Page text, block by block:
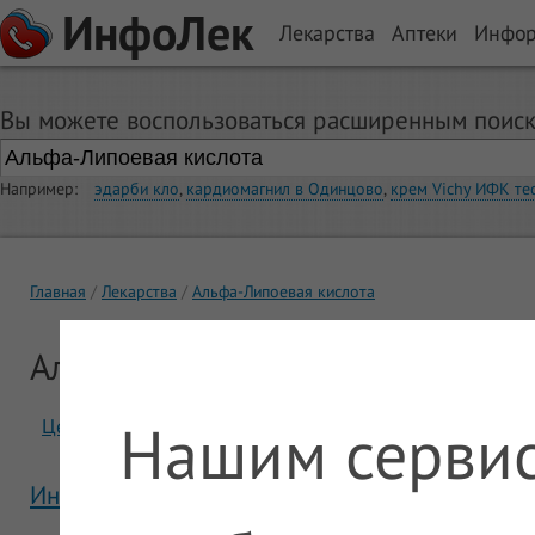
ИнфоЛек Лекарства Аптеки
Вы можете воспользоваться расширенным
Например: эдарби кло, кардиомагнил в Одинцово, крем Vichy ИФК
Главная Лекарства Альфа-Липоевая кислота
Альфа-Липоевая кислота
Цены Отзывы
Инструкция Альфа-Липоевая кислота
Нашим